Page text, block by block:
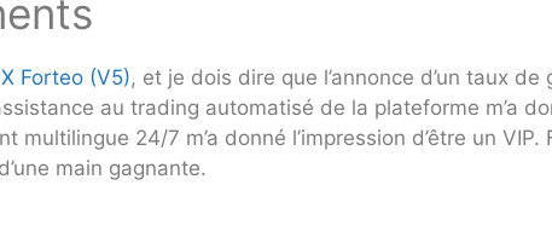
Forteo (V5), et je dois dire que l’annonce d’un taux de
au trading automatisé de la plateforme m’a
24/7 m’a donné l’impression d’être un
main gagnante.